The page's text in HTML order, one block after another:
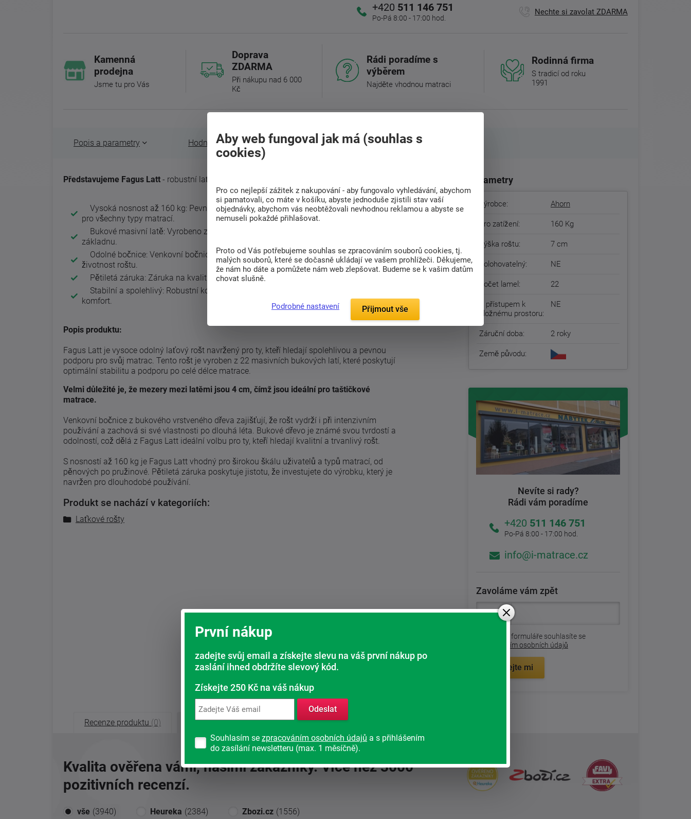
+420 511 146 751
Po-Pá 8:00 - 17:00 hod.
Nechte si zavolat ZDARMA
Kamenná
prodejna
Jsme tu pro Vás
Doprava
ZDARMA
Při nákupu nad 6 000
Kč
Rádi poradíme s
výběrem
Najděte vhodnou matraci
Rodinná firma
S tradicí od roku
1991
Popis a parametry Hodnocení (0) Související zboží (4)
Představujeme Fagus Latt - robustní laťový rošt pro maximální komfort a podporu.
Vysoká nosnost až 160 kg: Pevný a stabilní laťový rošt zajišťuje dostatečnou podporu
pro všechny typy matrací.
Bukové masivní latě: Vyrobeno z 22 bukových latí, které poskytují pevnou a stabilní
základnu.
Odolné bočnice: Venkovní bočnice z bukového vrstveného dřeva zajišťují dlouhou
životnost roštu.
Pětiletá záruka: Záruka na kvalitu a trvanlivost, která vám poskytne klidný spánek.
Stabilní a spolehlivý: Robustní konstrukce, která zajišťuje dlouhodobou stabilitu a
komfort.
Popis produktu:
Fagus Latt je vysoce odolný laťový rošt navržený pro ty, kteří hledají spolehlivou a pevnou
podporu pro svůj matrac. Tento rošt je vyroben z 22 masivních bukových latí, které poskytují
optimální stabilitu a podporu po celé délce matrace.
Velmi důležité je, že mezery mezi latěmi jsou 4 cm, čímž jsou ideální pro taštičkové
matrace.
Venkovní bočnice z bukového vrstveného dřeva zajišťují, že rošt vydrží i při intenzivním
používání a zachová si své vlastnosti po dlouhá léta. Bukové dřevo je známé svou tvrdostí a
odolností, což dělá z Fagus Latt ideální volbu pro ty, kteří hledají kvalitní a trvanlivý rošt.
S nosností až 160 kg je Fagus Latt vhodný pro širokou škálu uživatelů a typů matrací, od
pěnových po pružinové. Pětiletá záruka poskytuje jistotu, že investujete do výrobku, který je
navržen pro dlouhodobé používání.
Produkt se nachází v kategoriích:
Laťkové rošty
Parametry
Výrobce: Ahorn
Pro zatížení: 160 Kg
Výška roštu: 7 cm
Polohovatelný: NE
Počet lamel: 22
S přístupem k
úložnému prostoru:
NE
Záruční doba: 2 roky
Země původu:
Nevíte si rady?
Rádi vám poradíme
+420 511 146 751
Po-Pá 8:00 - 17:00 hod.
info@i-matrace.cz
Zavoláme vám zpět
Odesláním formuláře souhlasíte se
zpracovaním osobních údajů
Zavolejte mi
Recenze produktu (0) Recenze obchodu(3940)
Kvalita ověřena vámi, našimi zákazníky. Více než 3000
pozitivních recenzí.
vše (3940) Heureka (2384) Zbozi.cz (1556)
První nákup
zadejte svůj email a získejte slevu na váš první nákup po
zaslání ihned obdržíte slevový kód.
Získejte 250 Kč na váš nákup
Odeslat
Souhlasím se zpracováním osobních údajů a s přihlášením
do zasílání newsletteru (max. 1 měsíčně).
Aby web fungoval jak má (souhlas s
cookies)
Pro co nejlepší zážitek z nakupování - aby fungovalo vyhledávání, abychom
si pamatovali, co máte v košíku, abyste jednoduše zjistili stav vaší
objednávky, abychom vás neobtěžovali nevhodnou reklamou a abyste se
nemuseli pokaždé přihlašovat.
Proto od Vás potřebujeme souhlas se zpracováním souborů cookies, tj.
malých souborů, které se dočasně ukládají ve vašem prohlížeči. Děkujeme,
že nám ho dáte a pomůžete nám web zlepšovat. Budeme se k vašim datům
chovat slušně.
Podrobné nastavení Přijmout vše